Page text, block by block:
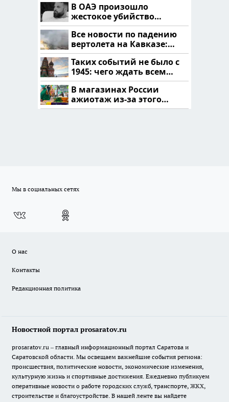
В ОАЭ произошло
жестокое убийство
криптомиллионера
Все новости по падению
вертолета на Кавказе:
читать здесь
Таких событий не было с
1945: чего ждать всем
нам?
В магазинах России
ажиотаж из-за этого
продукта: что купить?
Мы в социальных сетях
О нас
Контакты
Редакционная политика
Новостной портал prosaratov.ru
prosaratov.ru – главный информационный портал Саратова и
Саратовской области. Мы освещаем важнейшие события региона:
происшествия, политические новости, экономические изменения,
культурную жизнь и спортивные достижения. Ежедневно публикуем
оперативные новости о работе городских служб, транспорте, ЖКХ,
строительстве и благоустройстве. В нашей ленте вы найдете